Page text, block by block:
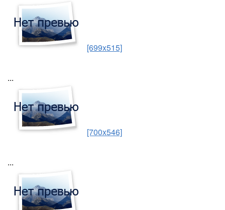
[699x515]
...
[700x546]
...